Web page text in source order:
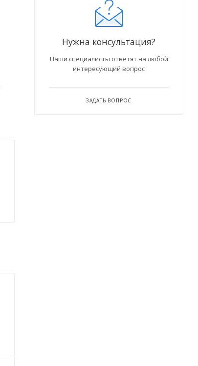
Нужна консультация?
Наши специалисты ответят на любой
интересующий вопрос
ЗАДАТЬ ВОПРОС